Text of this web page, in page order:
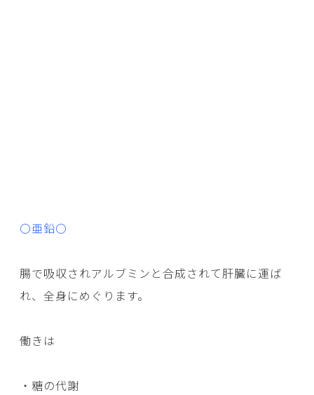
〇亜鉛〇
腸で吸収されアルブミンと合成されて肝臓に運ば
れ、全身にめぐります。
働きは
・糖の代謝